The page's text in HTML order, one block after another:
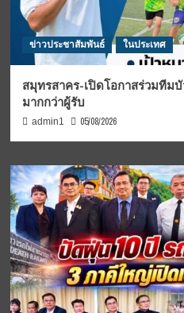
ข่าวประชาสัมพันธ์ ในประเทศ
สมุทรสาคร-เปิดโอกาสร่วมทีม
มากกว่าผู้รับ
admin1 05/08/2026